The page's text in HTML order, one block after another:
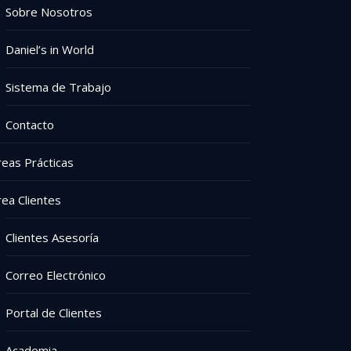
Sobre Nosotros
Daniel’s in World
Sistema de Trabajo
Contacto
Prácticas
Clientes
Clientes Asesoría
Correo Electrónico
Portal de Clientes